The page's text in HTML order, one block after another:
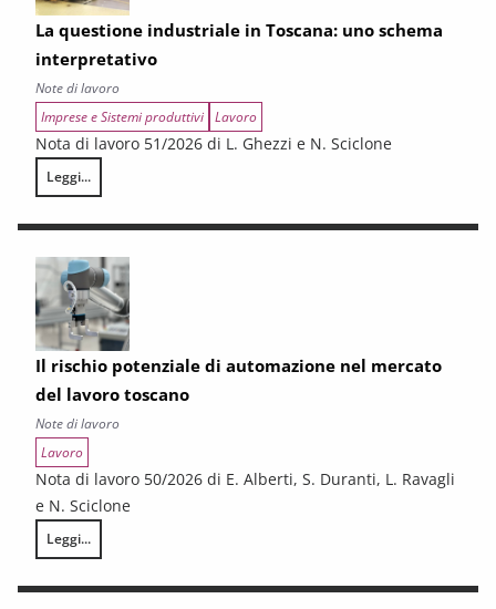
La questione industriale in Toscana: uno schema
interpretativo
Note di lavoro
Imprese e Sistemi produttivi Lavoro
Nota di lavoro 51/2026 di L. Ghezzi e N. Sciclone
Leggi...
La questione industriale in Toscana: uno schema interpretativo
Il rischio potenziale di automazione nel mercato
del lavoro toscano
Note di lavoro
Lavoro
Nota di lavoro 50/2026 di E. Alberti, S. Duranti, L. Ravagli
e N. Sciclone
Leggi...
Il rischio potenziale di automazione nel mercato del lavoro toscano